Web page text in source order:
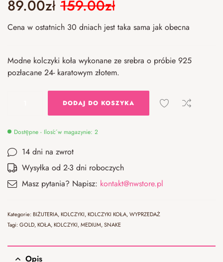
159.00zł
89.00zł
Cena w ostatnich 30 dniach jest taka sama jak obecna
Modne kolczyki koła wykonane ze srebra o próbie 925
pozłacane 24- karatowym złotem.
DODAJ DO KOSZYKA
Dostępne - Ilość w magazynie: 2
14 dni na zwrot
Wysyłka od 2-3 dni roboczych
Masz pytania? Napisz: kontakt@nwstore.pl
Kategorie:BIŻUTERIA,KOLCZYKI,KOLCZYKI KOŁA,WYPRZEDAŻ
Tagi:GOLD,KOŁA,KOLCZYKI,MEDIUM,SNAKE
Opis